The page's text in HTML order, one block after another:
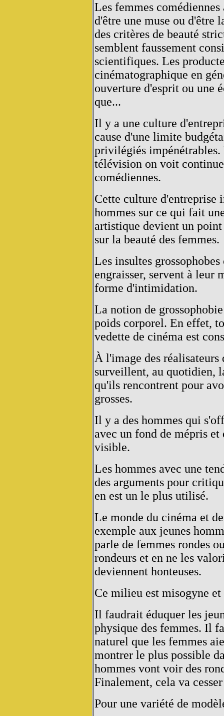
Les femmes
d'être une muse ou d'être
des critères de beauté
semblent faussement
scientifiques. Les
cinématographique en
ouverture d'esprit ou une
que...
Il y a une culture
cause d'une limite
privilégiés impénétrables.
télévision on voit
comédiennes.
Cette culture d'entreprise
hommes sur ce qui fait
artistique devient un
sur la beauté des femmes.
Les insultes
engraisser, servent à leur
forme d'intimidation.
La notion de
poids corporel. En effet,
vedette de cinéma est
À l'image des
surveillent, au quotidien,
qu'ils rencontrent pour
grosses.
Il y a des hommes qui
avec un fond de mépris
visible.
Les hommes avec une
des arguments pour
en est un le plus utilisé.
Le monde du cinéma et
exemple aux jeunes
parle de femmes rondes
rondeurs et en ne les
deviennent honteuses.
Ce milieu est misogyne
Il faudrait éduquer les
physique des femmes. Il
naturel que les femmes
montrer le plus possible
hommes vont voir des
Finalement, cela va
Pour une variété de